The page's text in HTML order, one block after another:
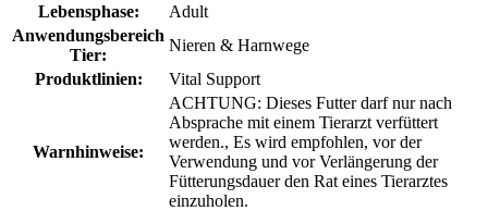
Lebensphase:
Adult
Anwendungsbereich
Tier:
Nieren & Harnwege
Produktlinien:
Vital Support
Warnhinweise:
ACHTUNG: Dieses Futter darf nur nach
Absprache mit einem Tierarzt verfüttert
werden., Es wird empfohlen, vor der
Verwendung und vor Verlängerung der
Fütterungsdauer den Rat eines Tierarztes
einzuholen.